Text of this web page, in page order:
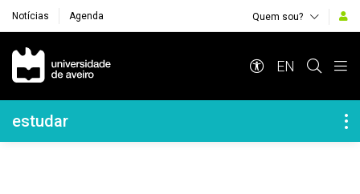
Notícias Agenda Quem sou?
Navegação Principal
EN
Navegação Lateral
estudar